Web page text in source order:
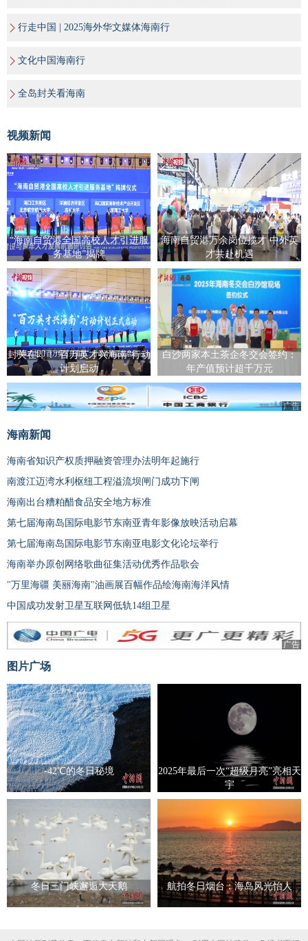
行走中国 | 2025海外华文媒体海南行
文化中国海南行
全岛封关看海南
视频新闻
“海南自贸港全国高校人才引进服
务基地”揭牌
海南自贸港万余岗位揽才 中外英
才共赴机遇
封关在即！“百万英才兴海南”行动
计划启动
白沙两家本土茶企冬交会签约：
年产值预计超千万元
广告
海南新闻
海南省知识产权质押融资管理办法明年起施行
南渡江迈湾水利枢纽工程溢流坝闸门成功下闸
海南出台糟粕醋食品安全地方标准
第七届海南岛国际电影节东南亚青年影像放映活动启幕
第七届海南岛国际电影节东南亚电影文化论坛举行
海南举办原创网络歌曲征集活动优秀作品歌会
"万里海疆 美丽海南"油画展百幅作品绘海南海洋风情
中国成功发射卫星互联网低轨14组卫星
广告
图片广场
-42℃的冬日秘境
2025年最后一次“超级月亮”亮相天
宇
冬日三门峡邂逅大天鹅 航拍冬日烟台：海岛风光怡人